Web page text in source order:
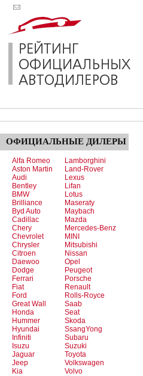
ОФИЦИАЛЬНЫЕ ДИЛЕРЫ
Alfa Romeo
Aston Martin
Audi
Bentley
BMW
Brilliance
Byd Auto
Cadillac
Chery
Chevrolet
Chrysler
Citroen
Daewoo
Dodge
Ferrari
Fiat
Ford
Great Wall
Honda
Hummer
Hyundai
Infiniti
Isuzu
Jaguar
Jeep
Kia
Lamborghini
Land-Rover
Lexus
Lifan
Lotus
Maseraty
Maybach
Mazda
Mercedes-Benz
MINI
Mitsubishi
Nissan
Opel
Peugeot
Porsche
Renault
Rolls-Royce
Saab
Seat
Skoda
SsangYong
Subaru
Suzuki
Toyota
Volkswagen
Volvo